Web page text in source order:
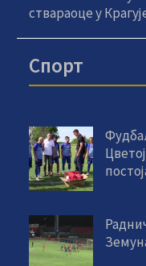
ствараоце у
Спорт